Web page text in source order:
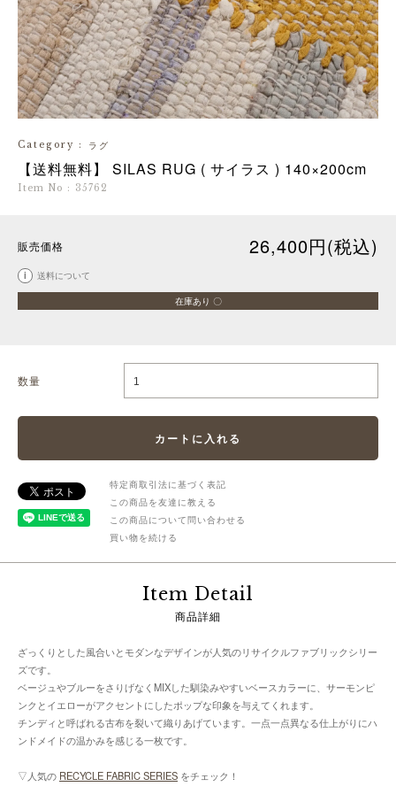
Category : ラグ
【送料無料】 SILAS RUG ( サイラス ) 140×200cm
Item No : 35762
販売価格 26,400円(税込)
i 送料について
在庫あり 〇
数量
特定商取引法に基づく表記
この商品を友達に教える
この商品について問い合わせる
買い物を続ける
Item Detail
商品詳細
ざっくりとした風合いとモダンなデザインが人気のリサイクルファブリックシリー
ズです。
ベージュやブルーをさりげなくMIXした馴染みやすいベースカラーに、サーモンピ
ンクとイエローがアクセントにしたポップな印象を与えてくれます。
チンディと呼ばれる古布を裂いて織りあげています。一点一点異なる仕上がりにハ
ンドメイドの温かみを感じる一枚です。
▽人気の RECYCLE FABRIC SERIES をチェック！